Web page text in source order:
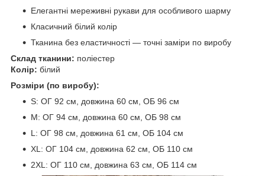
Елегантні мереживні рукави для особливого шарму
Класичний білий колір
Тканина без еластичності — точні заміри по виробу
Склад тканини: поліестер
Колір: білий
Розміри (по виробу):
S: ОГ 92 см, довжина 60 см, ОБ 96 см
M: ОГ 94 см, довжина 60 см, ОБ 98 см
L: ОГ 98 см, довжина 61 см, ОБ 104 см
XL: ОГ 104 см, довжина 62 см, ОБ 110 см
2XL: ОГ 110 см, довжина 63 см, ОБ 114 см